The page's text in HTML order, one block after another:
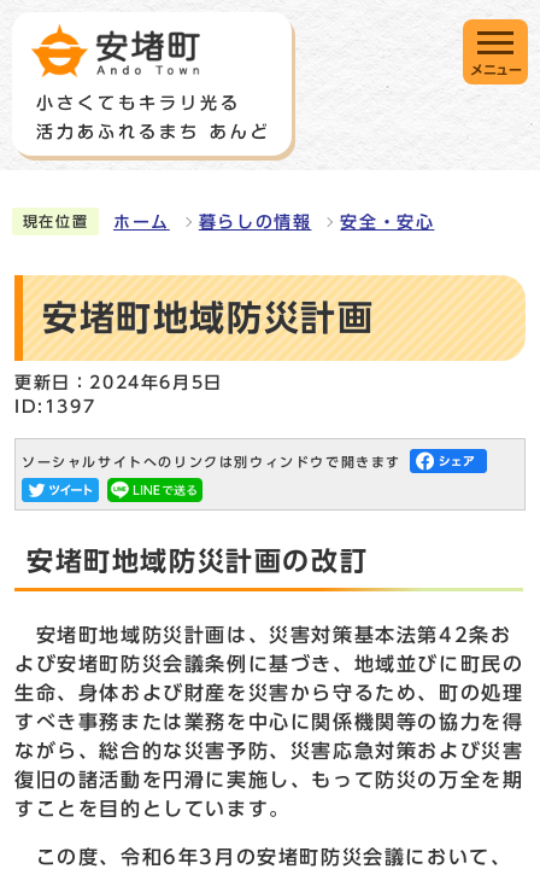
メニュー
現在位置 ホーム 暮らしの情報 安全・安心
安堵町地域防災計画
更新日：2024年6月5日
ID:1397
ソーシャルサイトへのリンクは別ウィンドウで開きます
安堵町地域防災計画の改訂
安堵町地域防災計画は、災害対策基本法第42条お
よび安堵町防災会議条例に基づき、地域並びに町民の
生命、身体および財産を災害から守るため、町の処理
すべき事務または業務を中心に関係機関等の協力を得
ながら、総合的な災害予防、災害応急対策および災害
復旧の諸活動を円滑に実施し、もって防災の万全を期
すことを目的としています。
この度、令和6年3月の安堵町防災会議において、